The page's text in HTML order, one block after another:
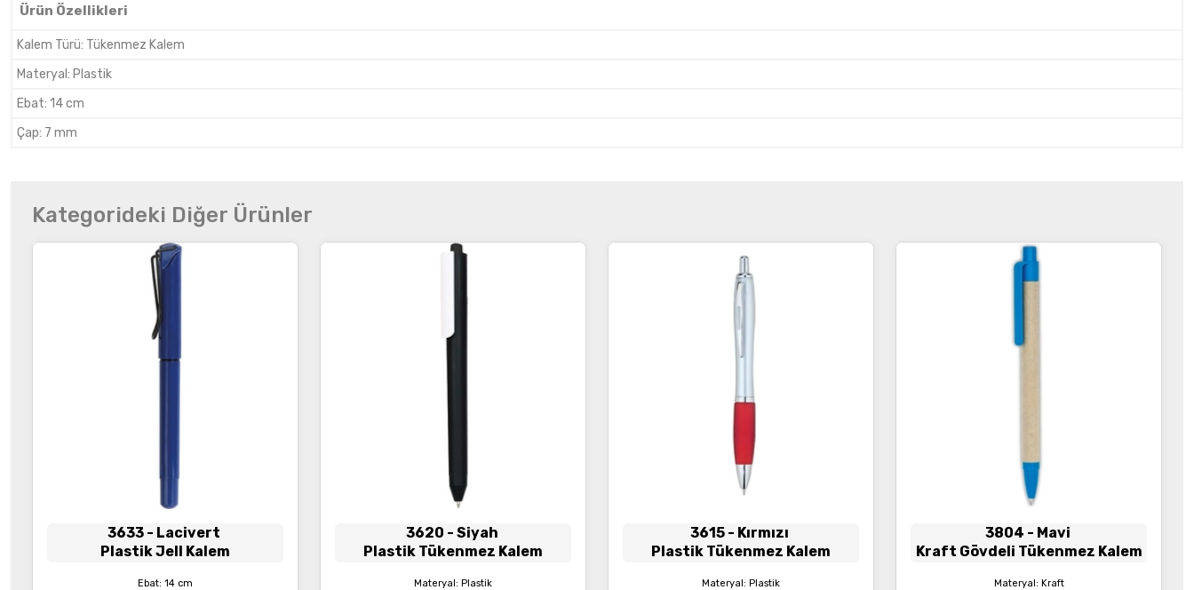
Ürün Özellikleri
Kalem Türü: Tükenmez Kalem
Materyal : Plastik
Ebat: 14 cm
Çap: 7 mm
Kategorideki Diğer Ürünler
3633 - Lacivert
Plastik Jell Kalem
Ebat: 14 cm
3620 - Siyah
Plastik Tükenmez Kalem
Materyal: Plastik
3615 - Kırmızı
Plastik Tükenmez Kalem
Materyal: Plastik
3804 - Mavi
Kraft Gövdeli Tükenmez Kalem
Materyal: Kraft